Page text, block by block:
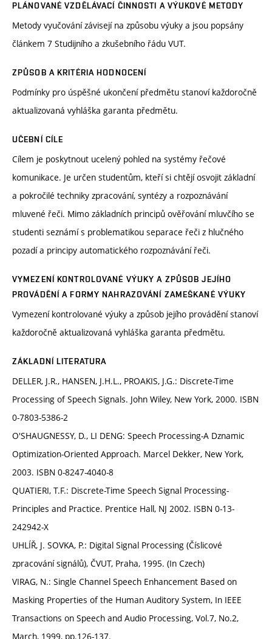
PLÁNOVANÉ VZDĚLÁVACÍ ČINNOSTI A VÝUKOVÉ METODY
Metody vyučování závisejí na způsobu výuky a jsou popsány
článkem 7 Studijního a zkušebního řádu VUT.
ZPŮSOB A KRITÉRIA HODNOCENÍ
Podmínky pro úspěšné ukončení předmětu stanoví každoročně
aktualizovaná vyhláška garanta předmětu.
UČEBNÍ CÍLE
Cílem je poskytnout ucelený pohled na systémy řečové
komunikace. Je určen studentům, kteří si chtějí osvojit základní
a pokročilé techniky zpracování, syntézy a rozpoznávání
mluvené řeči. Mimo základních principů ověřování mluvčího se
studenti seznámí s problematikou separace řeči z hlučného
pozadí a principy automatického rozpoznávání řeči.
VYMEZENÍ KONTROLOVANÉ VÝUKY A ZPŮSOB JEJÍHO
PROVÁDĚNÍ A FORMY NAHRAZOVÁNÍ ZAMEŠKANÉ VÝUKY
Vymezení kontrolované výuky a způsob jejího provádění stanoví
každoročně aktualizovaná vyhláška garanta předmětu.
ZÁKLADNÍ LITERATURA
DELLER, J.R., HANSEN, J.H.L., PROAKIS, J.G.: Discrete-Time
Processing of Speech Signals. John Wiley, New York, 2000. ISBN
0-7803-5386-2
O'SHAUGNESSY, D., LI DENG: Speech Processing-A Dznamic
Optimization-Oriented Approach. Marcel Dekker, New York,
2003. ISBN 0-8247-4040-8
QUATIERI, T.F.: Discrete-Time Speech Signal Processing-
Principles and Practice. Prentice Hall, NJ 2002. ISBN 0-13-
242942-X
UHLÍŘ, J. SOVKA, P.: Digital Signal Processing (Číslicové
zpracování signálů), ČVUT, Praha, 1995. (In Czech)
VIRAG, N.: Single Channel Speech Enhancement Based on
Masking Properties of the Human Auditory System, In IEEE
Transactions on Speech and Audio Processing, Vol.7, No.2,
March, 1999, pp.126-137.